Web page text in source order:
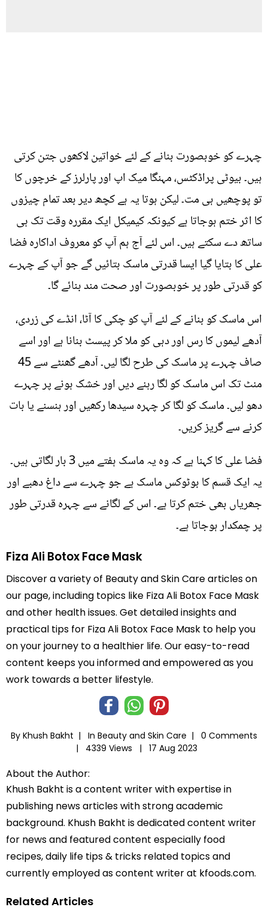
چہرے کو خوبصورت بنانے کے لئے خواتین لاکھوں جتن کرتی
ہیں۔ بیوٹی پراڈکٹس، مہنگا میک اپ اور پارلرز کے خرچوں کا
تو پوچھیں ہی مت۔ لیکن ہوتا یہ ہے کچھ دیر بعد تمام چیزوں
کا اثر ختم ہوجاتا ہے کیونکہ کیمیکل ایک مقررہ وقت تک ہی
ساتھ دے سکتے ہیں۔ اس لئے آج ہم آپ کو معروف اداکارہ فضا
علی کا بتایا گیا ایسا قدرتی ماسک بتائیں گے جو آپ کے چہرے
کو قدرتی طور پر خوبصورت اور صحت مند بنائے گا۔
اس ماسک کو بنانے کے لئے آپ کو چکی کا آٹا، انڈے کی زردی،
آدھے لیموں کا رس اور دہی کو ملا کر پیسٹ بنانا ہے اور اسے
صاف چہرے پر ماسک کی طرح لگا لیں۔ آدھے گھنٹے سے 45
منٹ تک اس ماسک کو لگا رہنے دیں اور خشک ہونے پر چہرے
دھو لیں۔ ماسک کو لگا کر چہرہ سیدھا رکھیں اور ہنسنے یا بات
کرنے سے گریز کریں۔
فضا علی کا کہنا ہے کہ وہ یہ ماسک ہفتے میں 3 بار لگاتی ہیں۔
یہ ایک قسم کا بوٹوکس ماسک ہے جو چہرے سے داغ دھبے اور
جھریاں بھی ختم کرتا ہے۔ اس کے لگانے سے چہرہ قدرتی طور
پر چمکدار ہوجاتا ہے۔
Fiza Ali Botox Face Mask
Discover a variety of Beauty and Skin Care articles on
our page, including topics like Fiza Ali Botox Face Mask
and other health issues. Get detailed insights and
practical tips for Fiza Ali Botox Face Mask to help you
on your journey to a healthier life. Our easy-to-read
content keeps you informed and empowered as you
work towards a better lifestyle.
By Khush Bakht | In Beauty and Skin Care |
0 Comments
|
4339 Views | 17 Aug 2023
About the Author:
Khush Bakht is a content writer with expertise in
publishing news articles with strong academic
background. Khush Bakht is dedicated content writer
for news and featured content especially food
recipes, daily life tips & tricks related topics and
currently employed as content writer at kfoods.com.
Related Articles